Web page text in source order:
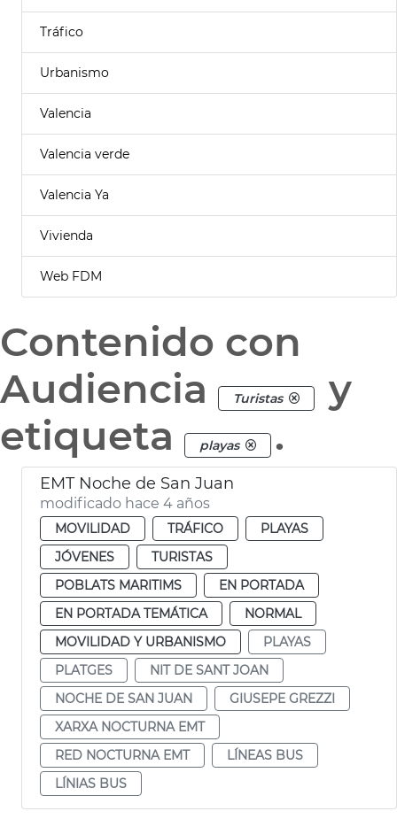
Tráfico
Urbanismo
Valencia
Valencia verde
Valencia Ya
Vivienda
Web FDM
Contenido con
Audiencia
Turistas
y
etiqueta
playas .
EMT Noche de San Juan
modificado hace 4 años
MOVILIDAD TRÁFICO
PLAYAS
JÓVENES
TURISTAS
POBLATS MARITIMS
EN PORTADA
EN PORTADA TEMÁTICA
NORMAL
MOVILIDAD Y URBANISMO
PLAYAS
PLATGES
NIT DE SANT JOAN
NOCHE DE SAN JUAN
GIUSEPE GREZZI
XARXA NOCTURNA EMT
RED NOCTURNA EMT
LÍNEAS BUS
LÍNIAS BUS